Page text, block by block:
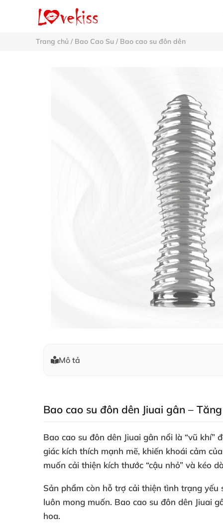
Trang chủ / Bao Cao Su / Bao cao su đôn dên
Mô tả
Bao cao su đôn dên Jiuai gân –
Bao cao su đôn dên Jiuai gân nổi là “vũ
giác kích thích mạnh mẽ, khiến khoái cảm
muốn cải thiện kích thước “cậu nhỏ” và kéo
Sản phẩm còn hỗ trợ cải thiện tình trạng
luôn mong muốn. Bao cao su đôn dên Jiuai
hoa.